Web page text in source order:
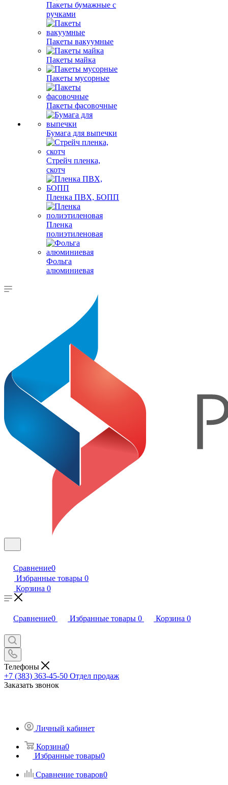
Пакеты бумажные с
ручками
Пакеты вакуумные
Пакеты майка
Пакеты мусорные
Пакеты фасовочные
Бумага для выпечки
Стрейч пленка,
скотч
Пленка ПВХ, БОПП
Пленка
полиэтиленовая
Фольга
алюминиевая
Сравнение0
Избранные товары 0
Корзина 0
Сравнение0 Избранные товары 0 Корзина 0
Телефоны
+7 (383) 363-45-50 Отдел продаж
Заказать звонок
Личный кабинет
Корзина0
Избранные товары0
Сравнение товаров0